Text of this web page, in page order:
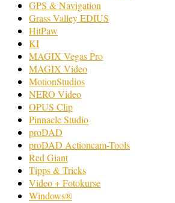
GPS & Navigation
Grass Valley EDIUS
HitPaw
KI
MAGIX Vegas Pro
MAGIX Video
MotionStudios
NERO Video
OPUS Clip
Pinnacle Studio
proDAD
proDAD Actioncam-Tools
Red Giant
Tipps & Tricks
Video + Fotokurse
Windows®